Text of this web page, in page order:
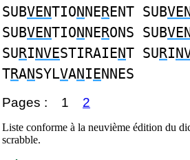
SUBVENTIONNERENT SUB
SUBVENTIONNERONS SUB
SURINVESTIRAIENT SURI
TRANSYLVANIENNES
Pages : 1 2
Liste conforme à la neuvième édition du
scrabble.